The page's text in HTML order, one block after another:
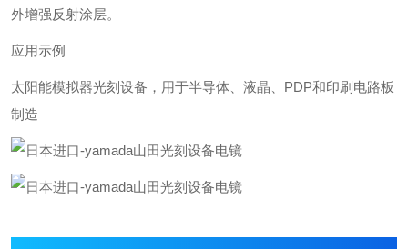
外增强反射涂层。
应用示例
太阳能模拟器光刻设备，用于半导体、液晶、PDP和印刷电路板
制造